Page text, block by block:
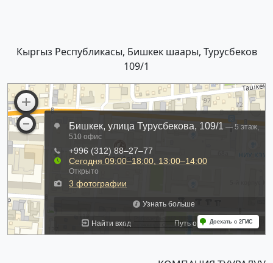
Кыргыз Республикасы, Бишкек шаары, Турусбеков
109/1